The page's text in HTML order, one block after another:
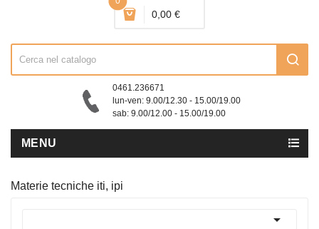
0,00 €
0461.236671
lun-ven: 9.00/12.30 - 15.00/19.00
sab: 9.00/12.00 - 15.00/19.00
MENU
Materie tecniche iti, ipi
